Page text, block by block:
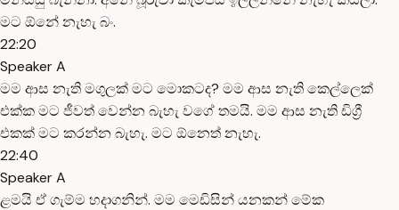
මට ඕනේ නැහැ බං.
22:20
Speaker A
මම ආස නැති මගුලක් මට මොකටද? මම ආස නැති කෙල්ලෙක්
එක්ක මට ජීවත් වෙන්න බැහැ වගේ තමයි. මම ආස නැති ඩිග්‍රී
එකක් මට කරන්න බැහැ. මට ඕනෙත් නැහැ.
22:40
Speaker A
ළමයි ඒ ගැම්ම හදාගනින්. මම මෙඩිසින් යනකන් මේක